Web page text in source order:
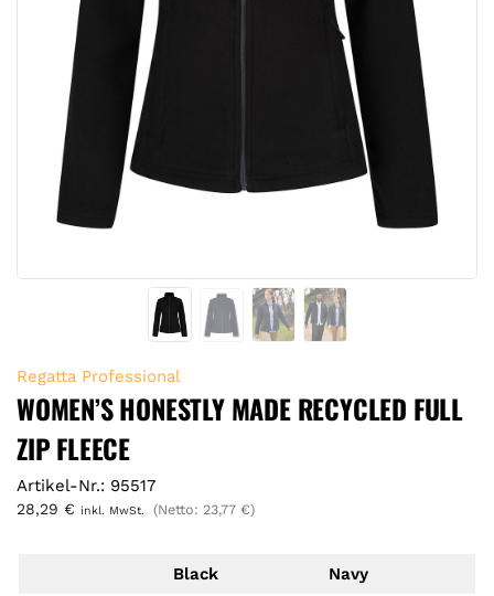
Regatta Professional
WOMEN’S HONESTLY MADE RECYCLED FULL
ZIP FLEECE
Artikel-Nr.: 95517
28,29 € inkl. MwSt. (Netto: 23,77 €)
Black Navy